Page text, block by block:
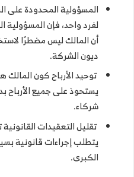
المسؤولية المحدودة على
لفرد واحد، فإن
أن المالك ليس مضطرًا
ديون الشركة.
توحيد الأرباح كون المالك
يستحوذ على جميع
شركاء.
تقليل التعقيدات
يتطلب إجراءات قانونية
الكبرى.